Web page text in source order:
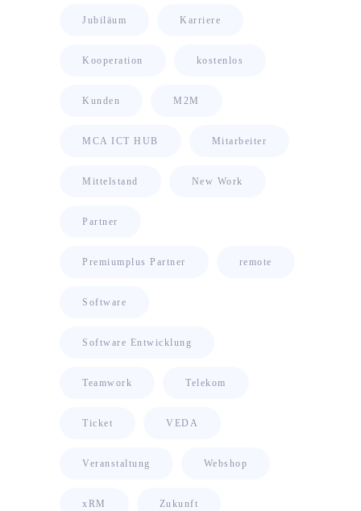
Jubiläum Karriere
Kooperation kostenlos
Kunden M2M
MCA ICT HUB Mitarbeiter
Mittelstand New Work
Partner
Premiumplus Partner remote
Software
Software Entwicklung
Teamwork Telekom
Ticket VEDA
Veranstaltung Webshop
xRM Zukunft